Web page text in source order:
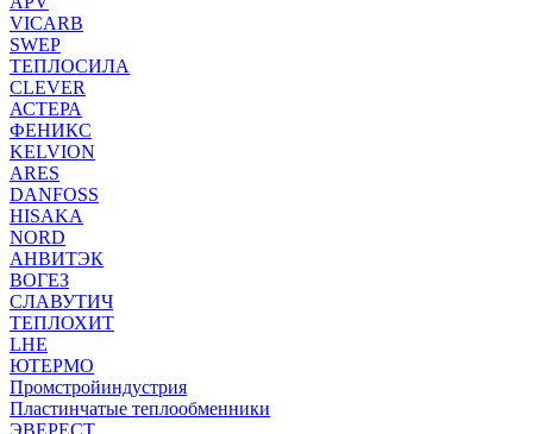
VICARB
SWEP
ТЕПЛОСИЛА
CLEVER
АСТЕРА
ФЕНИКС
KELVION
ARES
DANFOSS
HISAKA
NORD
АНВИТЭК
ВОГЕЗ
СЛАВУТИЧ
ТЕПЛОХИТ
LHE
ЮТЕРМО
Промстройиндустрия
Пластинчатые теплообменники
ЭВЕРЕСТ